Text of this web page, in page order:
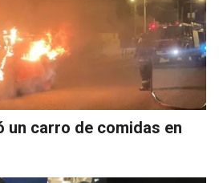
un carro de comidas en